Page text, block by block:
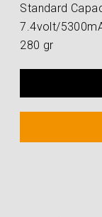
Standard
7.4volt/
280 gr